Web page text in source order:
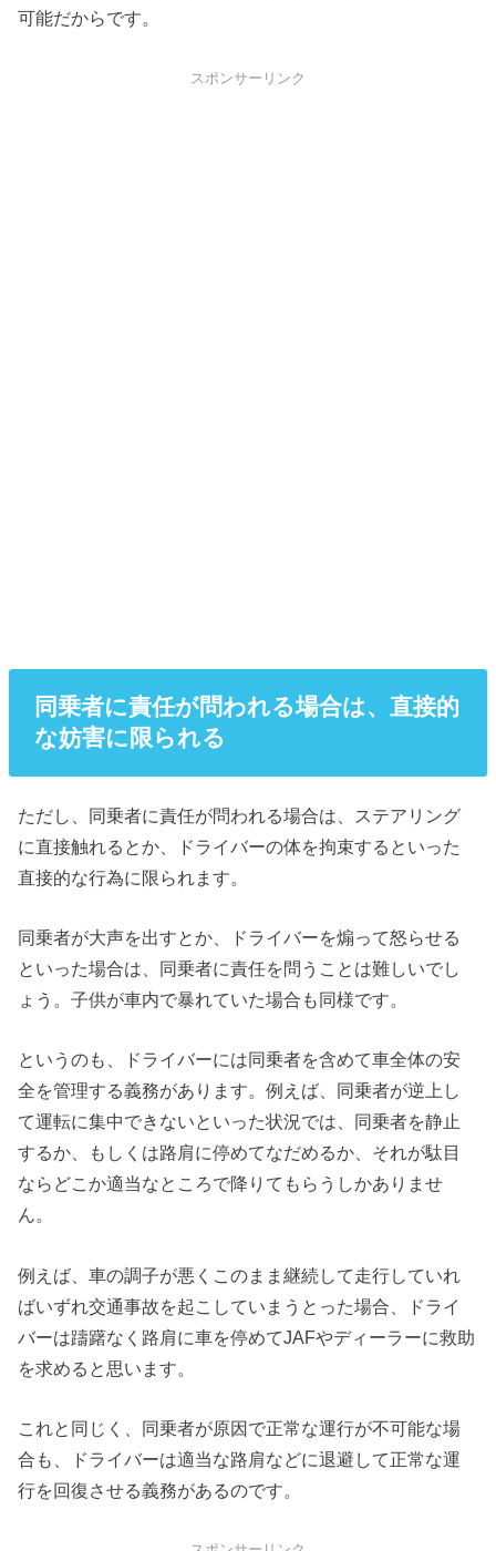
可能だからです。
スポンサーリンク
同乗者に責任が問われる場合は、直接的
な妨害に限られる
ただし、同乗者に責任が問われる場合は、ステアリング
に直接触れるとか、ドライバーの体を拘束するといった
直接的な行為に限られます。
同乗者が大声を出すとか、ドライバーを煽って怒らせる
といった場合は、同乗者に責任を問うことは難しいでし
ょう。子供が車内で暴れていた場合も同様です。
というのも、ドライバーには同乗者を含めて車全体の安
全を管理する義務があります。例えば、同乗者が逆上し
て運転に集中できないといった状況では、同乗者を静止
するか、もしくは路肩に停めてなだめるか、それが駄目
ならどこか適当なところで降りてもらうしかありませ
ん。
例えば、車の調子が悪くこのまま継続して走行していれ
ばいずれ交通事故を起こしていまうとった場合、ドライ
バーは躊躇なく路肩に車を停めてJAFやディーラーに救助
を求めると思います。
これと同じく、同乗者が原因で正常な運行が不可能な場
合も、ドライバーは適当な路肩などに退避して正常な運
行を回復させる義務があるのです。